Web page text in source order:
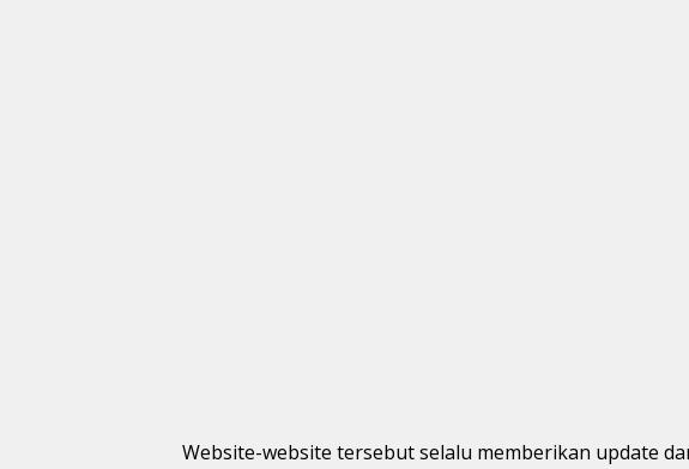
Website-website tersebut selalu memberikan update